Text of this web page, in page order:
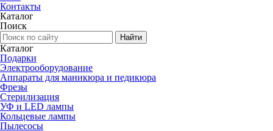
Контакты
Каталог
Поиск
Каталог
Подарки
Электро­оборудование
Аппараты для маникюра и педикюра
Фрезы
Стерилизация
УФ и LED лампы
Кольцевые лампы
Пылесосы